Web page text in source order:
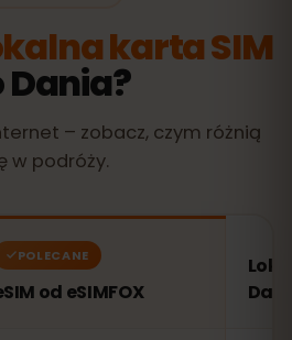
karta SIM
Dania?
– zobacz, czym różnią
w podróży.
POLECANE
od eSIMFOX